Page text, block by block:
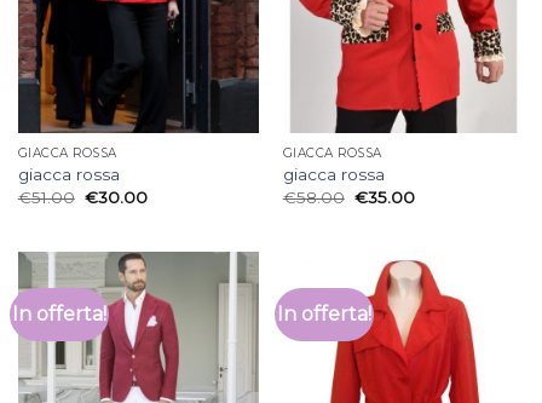
GIACCA ROSSA
giacca rossa
€51.00 €30.00
GIACCA ROSSA
giacca rossa
€58.00 €35.00
In offerta! In offerta!